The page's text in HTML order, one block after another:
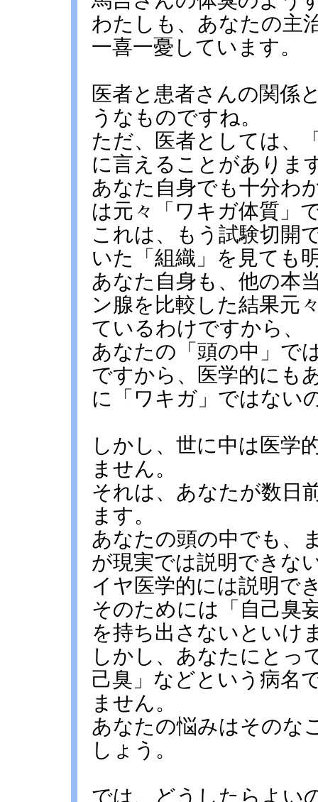
わたしも、あなたの主
一喜一憂しています。
医者と患者さんの関係
うなものですね。
ただ、医者としては、
に言えることがありま
あなた自身でも十分わ
は元々「ワキガ体質」
これは、もう試験切開
いた「組織」を見ても
あなた自身も、他の本
ン腺を比較した結果元
ているわけですから、
あなたの「頭の中」で
ですから、医学的にも
に「ワキガ」ではない
しかし、世に中は医学
ません。
それは、あなたが数日
ます。
あなたの頭の中でも、
が現実では説明できな
イヤ医学的には説明で
そのためには「自己臭
を持ち出さないといけ
しかし、あなたにとっ
己臭」などという病名
ません。
あなたの悩みはそのな
しょう。
では、どうしたらよい